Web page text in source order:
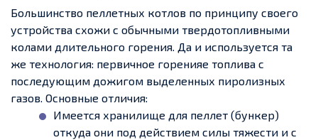
Большинство пеллетных котлов по принципу своего
устройства схожи с обычными твердотопливными
колами длительного горения. Да и используется та
же технология: первичное горенияе топлива с
последующим дожигом выделенных пиролизных
газов. Основные отличия:
Имеется хранилище для пеллет (бункер)
откуда они под действием силы тяжести и с